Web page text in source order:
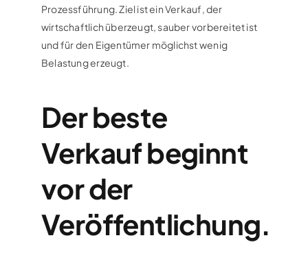
Prozessführung. Ziel ist ein Verkauf, der
wirtschaftlich überzeugt, sauber vorbereitet ist
und für den Eigentümer möglichst wenig
Belastung erzeugt.
Der beste
Verkauf beginnt
vor der
Veröffentlichung.